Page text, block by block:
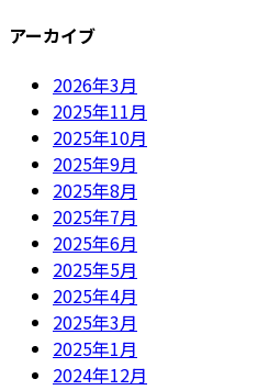
アーカイブ
2026年3月
2025年11月
2025年10月
2025年9月
2025年8月
2025年7月
2025年6月
2025年5月
2025年4月
2025年3月
2025年1月
2024年12月